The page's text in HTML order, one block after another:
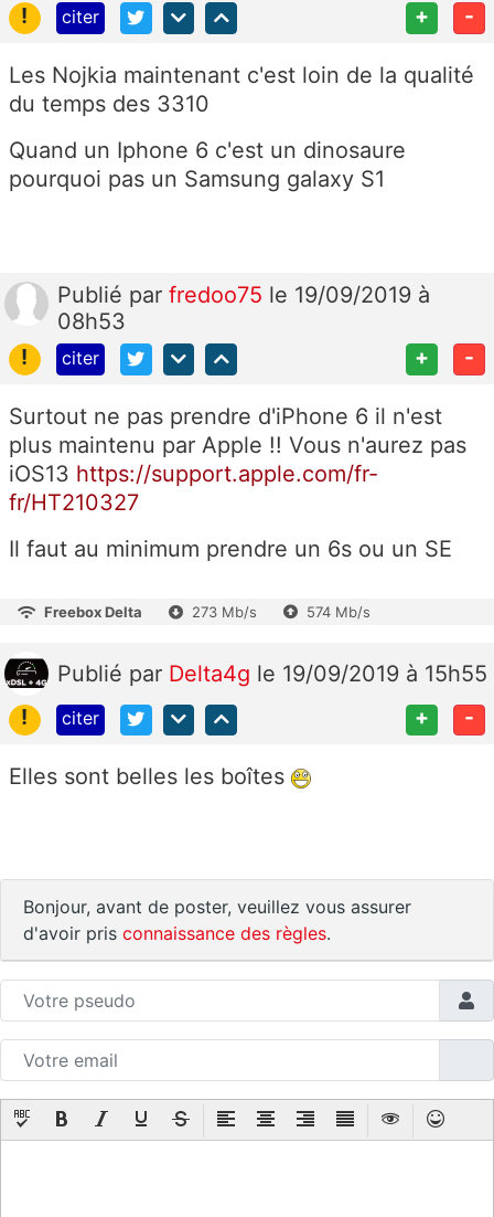
!
citer + -
Les Nojkia maintenant c'est loin de la qualité
du temps des 3310
Quand un Iphone 6 c'est un dinosaure
pourquoi pas un Samsung galaxy S1
Publié par fredoo75 le 19/09/2019 à
08h53
!
citer + -
Surtout ne pas prendre d'iPhone 6 il n'est
plus maintenu par Apple !! Vous n'aurez pas
iOS13 https://support.apple.com/fr-
fr/HT210327
Il faut au minimum prendre un 6s ou un SE
Freebox Delta 273 Mb/s 574 Mb/s
Publié par Delta4g le 19/09/2019 à 15h55
!
citer + -
Elles sont belles les boîtes
Bonjour, avant de poster, veuillez vous assurer
d'avoir pris connaissance des règles.